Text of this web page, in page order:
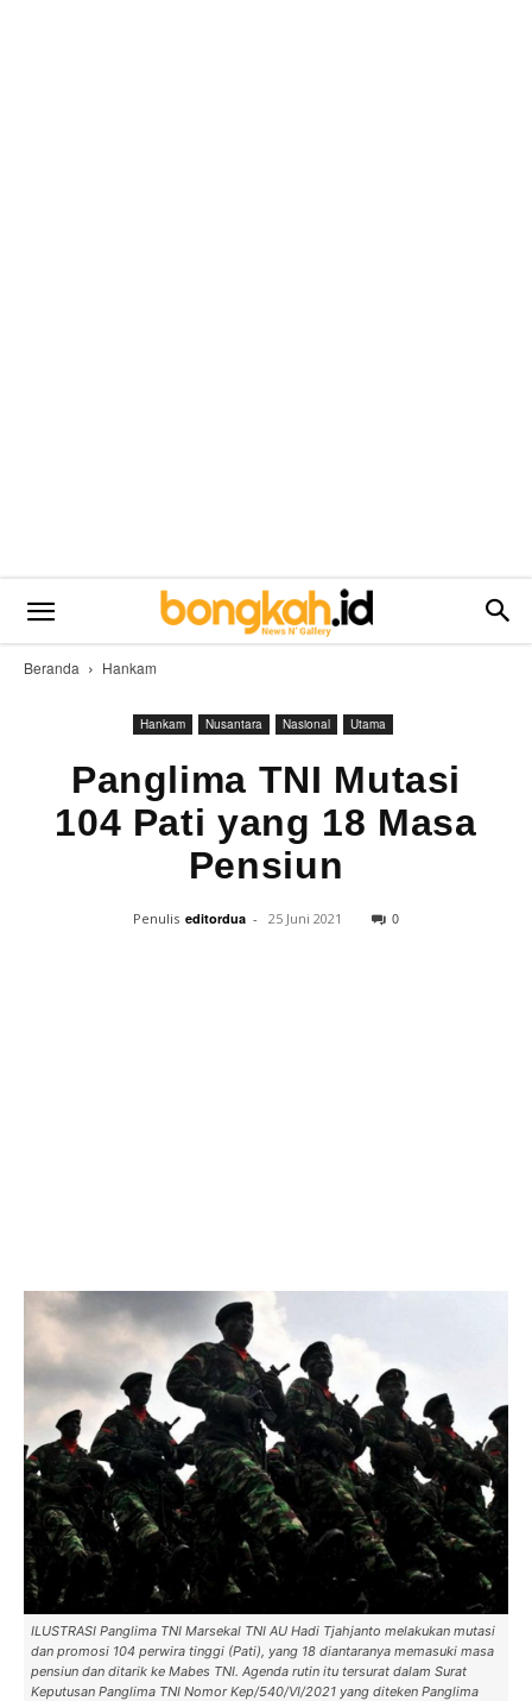
Beranda Hankam
Hankam Nusantara Nasional Utama
Panglima TNI Mutasi
104 Pati yang 18 Masa
Pensiun
Penulis editordua - 25 Juni 2021 0
ILUSTRASI Panglima TNI Marsekal TNI AU Hadi Tjahjanto melakukan mutasi
dan promosi 104 perwira tinggi (Pati), yang 18 diantaranya memasuki masa
pensiun dan ditarik ke Mabes TNI. Agenda rutin itu tersurat dalam Surat
Keputusan Panglima TNI Nomor Kep/540/VI/2021 yang diteken Panglima